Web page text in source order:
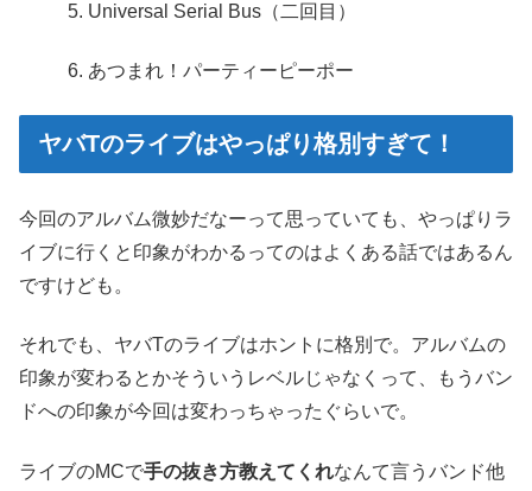
Universal Serial Bus（二回目）
あつまれ！パーティーピーポー
ヤバTのライブはやっぱり格別すぎて！
今回のアルバム微妙だなーって思っていても、やっぱりラ
イブに行くと印象がわかるってのはよくある話ではあるん
ですけども。
それでも、ヤバTのライブはホントに格別で。アルバムの
印象が変わるとかそういうレベルじゃなくって、もうバン
ドへの印象が今回は変わっちゃったぐらいで。
ライブのMCで手の抜き方教えてくれなんて言うバンド他